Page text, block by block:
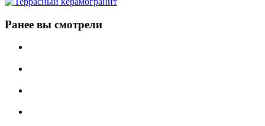
Ранее вы смотрели